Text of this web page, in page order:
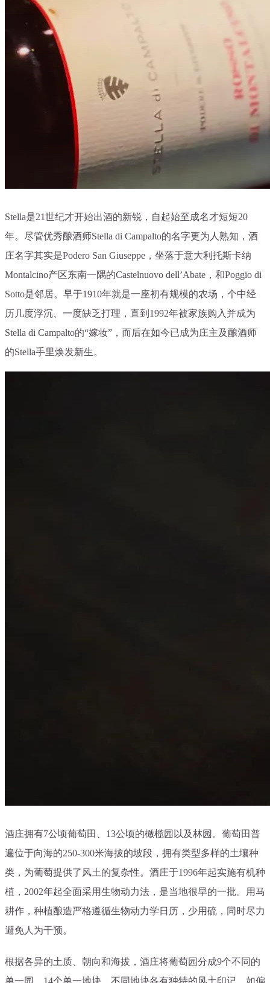
Stella是21世纪才开始出酒的新锐，自起始至成名才短短20
年。尽管优秀酿酒师Stella di Campalto的名字更为人熟知，酒
庄名字其实是Podero San Giuseppe，坐落于意大利托斯卡纳
Montalcino产区东南一隅的Castelnuovo dell’Abate，和Poggio di
Sotto是邻居。早于1910年就是一座初有规模的农场，个中经
历几度浮沉、一度缺乏打理，直到1992年被家族购入并成为
Stella di Campalto的“嫁妆”，而后在如今已成为庄主及酿酒师
的Stella手里焕发新生。
酒庄拥有7公顷葡萄田、13公顷的橄榄园以及林园。葡萄田普
遍位于向海的250-300米海拔的坡段，拥有类型多样的土壤种
类，为葡萄提供了风土的复杂性。酒庄于1996年起实施有机种
植，2002年起全面采用生物动力法，是当地很早的一批。用马
耕作，种植酿造严格遵循生物动力学日历，少用硫，同时尽力
避免人为干预。
根据各异的土质、朝向和海拔，酒庄将葡萄园分成9个不同的
单一园、14个单一地块，不同地块各有独特的风土印记，如偏